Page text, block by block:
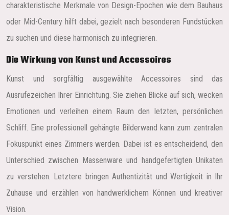
charakteristische Merkmale von Design-Epochen wie dem Bauhaus
oder Mid-Century hilft dabei, gezielt nach besonderen Fundstücken
zu suchen und diese harmonisch zu integrieren.
Die Wirkung von Kunst und Accessoires
Kunst und sorgfältig ausgewählte Accessoires sind das
Ausrufezeichen Ihrer Einrichtung. Sie ziehen Blicke auf sich, wecken
Emotionen und verleihen einem Raum den letzten, persönlichen
Schliff. Eine professionell gehängte Bilderwand kann zum zentralen
Fokuspunkt eines Zimmers werden. Dabei ist es entscheidend, den
Unterschied zwischen Massenware und handgefertigten Unikaten
zu verstehen. Letztere bringen Authentizität und Wertigkeit in Ihr
Zuhause und erzählen von handwerklichem Können und kreativer
Vision.